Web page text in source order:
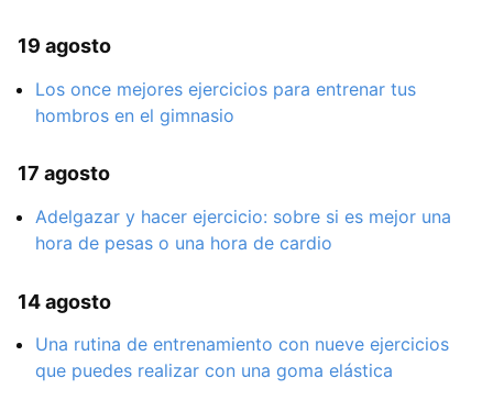
19 agosto
Los once mejores ejercicios para entrenar tus
hombros en el gimnasio
17 agosto
Adelgazar y hacer ejercicio: sobre si es mejor una
hora de pesas o una hora de cardio
14 agosto
Una rutina de entrenamiento con nueve ejercicios
que puedes realizar con una goma elástica